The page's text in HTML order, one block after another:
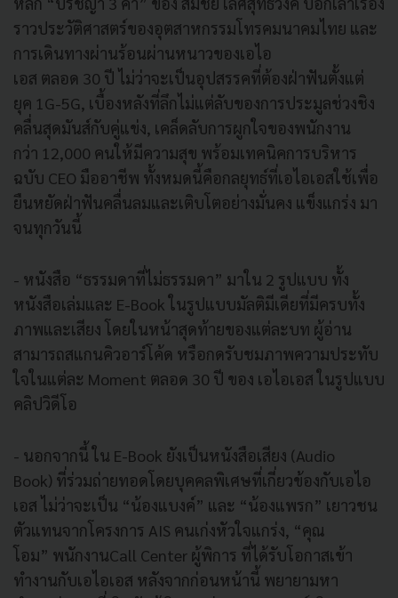
ราวประวัติศาสตร์ของอุตสาหกรรมโทรคมนาคมไทย และ
การเดินทางผ่านร้อนผ่านหนาวของเอไอ
เอส ตลอด 30 ปี ไม่ว่าจะเป็นอุปสรรคที่ต้องฝ่าฟันตั้งแต่
ยุค 1G-5G, เบื้องหลังที่ลึกไม่แต่ลับของการประมูลช่วงชิง
คลื่นสุดมันส์กับคู่แข่ง, เคล็ดลับการผูกใจของพนักงาน
กว่า 12,000 คนให้มีความสุข พร้อมเทคนิคการบริหาร
ฉบับ CEO มืออาชีพ ทั้งหมดนี้คือกลยุทธ์ที่เอไอเอสใช้เพื่อ
ยืนหยัดฝ่าฟันคลื่นลมและเติบโตอย่างมั่นคง แข็งแกร่ง มา
จนทุกวันนี้
- หนังสือ “ธรรมดาที่ไม่ธรรมดา” มาใน 2 รูปแบบ ทั้ง
หนังสือเล่มและ E-Book ในรูปแบบมัลติมีเดียที่มีครบทั้ง
ภาพและเสียง โดยในหน้าสุดท้ายของแต่ละบท ผู้อ่าน
สามารถสแกนคิวอาร์โค้ด หรือกดรับชมภาพความประทับ
ใจในแต่ละ Moment ตลอด 30 ปี ของ เอไอเอส ในรูปแบบ
คลิปวิดีโอ
- นอกจากนี้ ใน E-Book ยังเป็นหนังสือเสียง (Audio
Book) ที่ร่วมถ่ายทอดโดยบุคคลพิเศษที่เกี่ยวข้องกับเอไอ
เอส ไม่ว่าจะเป็น “น้องแบงค์” และ “น้องแพรก” เยาวชน
ตัวแทนจากโครงการ AIS คนเก่งหัวใจแกร่ง, “คุณ
โอม” พนักงานCall Center ผู้พิการ ที่ได้รับโอกาสเข้า
ทำงานกับเอไอเอส หลังจากก่อนหน้านี้ พยายามหา